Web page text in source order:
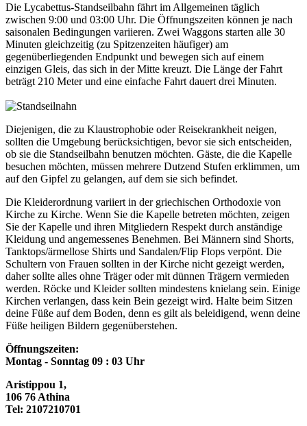
Die Lycabettus-Standseilbahn fährt im Allgemeinen täglich
zwischen 9:00 und 03:00 Uhr. Die Öffnungszeiten können je nach
saisonalen Bedingungen variieren. Zwei Waggons starten alle 30
Minuten gleichzeitig (zu Spitzenzeiten häufiger) am
gegenüberliegenden Endpunkt und bewegen sich auf einem
einzigen Gleis, das sich in der Mitte kreuzt. Die Länge der Fahrt
beträgt 210 Meter und eine einfache Fahrt dauert drei Minuten.
Diejenigen, die zu Klaustrophobie oder Reisekrankheit neigen,
sollten die Umgebung berücksichtigen, bevor sie sich entscheiden,
ob sie die Standseilbahn benutzen möchten. Gäste, die die Kapelle
besuchen möchten, müssen mehrere Dutzend Stufen erklimmen, um
auf den Gipfel zu gelangen, auf dem sie sich befindet.
Die Kleiderordnung variiert in der griechischen Orthodoxie von
Kirche zu Kirche. Wenn Sie die Kapelle betreten möchten, zeigen
Sie der Kapelle und ihren Mitgliedern Respekt durch anständige
Kleidung und angemessenes Benehmen. Bei Männern sind Shorts,
Tanktops/ärmellose Shirts und Sandalen/Flip Flops verpönt. Die
Schultern von Frauen sollten in der Kirche nicht gezeigt werden,
daher sollte alles ohne Träger oder mit dünnen Trägern vermieden
werden. Röcke und Kleider sollten mindestens knielang sein. Einige
Kirchen verlangen, dass kein Bein gezeigt wird. Halte beim Sitzen
deine Füße auf dem Boden, denn es gilt als beleidigend, wenn deine
Füße heiligen Bildern gegenüberstehen.
Öffnungszeiten:
Montag - Sonntag 09 : 03 Uhr
Aristippou 1,
106 76 Athina
Tel: 2107210701